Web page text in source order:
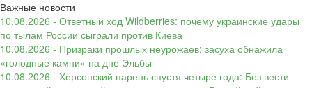
Важные новости
10.08.2026 - Ответный ход Wildberries: почему украинские удары
по тылам России сыграли против Киева
10.08.2026 - Призраки прошлых неурожаев: засуха обнажила
«голодные камни» на дне Эльбы
10.08.2026 - Херсонский парень спустя четыре года: Без вести